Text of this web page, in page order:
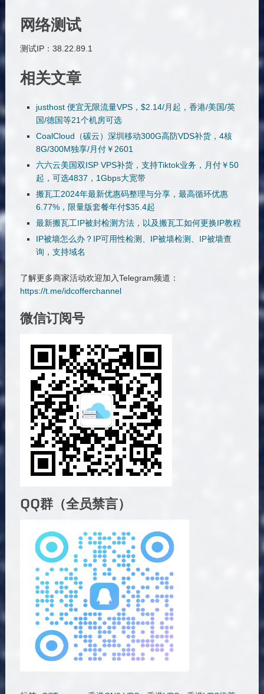
网络测试
测试IP：38.22.89.1
相关文章
justhost 便宜无限流量VPS，$2.14/月起，香港/美国/英
国/德国等21个机房可选
CoalCloud（碳云）深圳移动300G高防VDS补货，4核
8G/300M独享/月付￥2601
六六云美国双ISP VPS补货，支持Tiktok业务，月付￥50
起，可选4837，1Gbps大宽带
搬瓦工2024年最新优惠码整理与分享，最高循环优惠
6.77%，限量版套餐年付$35.4起
最新搬瓦工IP被封检测方法，以及搬瓦工如何更换IP教程
IP被墙怎么办？IP可用性检测、IP被墙检测、IP被墙查
询，支持域名
了解更多商家活动欢迎加入Telegram频道：
https://t.me/idcofferchannel
微信订阅号
QQ群（全员禁言）